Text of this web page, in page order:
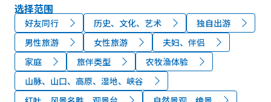
选择范围
好友同行 历史、文化、艺术
独自出游
男性旅游
女性旅游
夫妇、伴侣
家庭
旅伴类型
农牧渔体验
山脉、山口、高原、湿地、峡谷